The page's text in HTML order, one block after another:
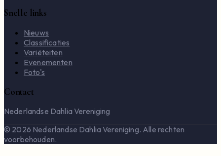
Snelle links
Nieuws
Classificaties
Variëteiten
Evenementen
Foto's
Contact
Nederlandse Dahlia Vereniging
© 2026 Nederlandse Dahlia Vereniging. Alle rechten
voorbehouden.